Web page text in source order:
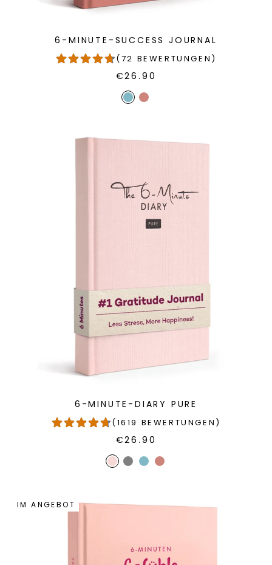
6-MINUTE-SUCCESS JOURNAL
(72 BEWERTUNGEN)
€26.90
6-MINUTE-DIARY PURE
(1619 BEWERTUNGEN)
€26.90
IM ANGEBOT